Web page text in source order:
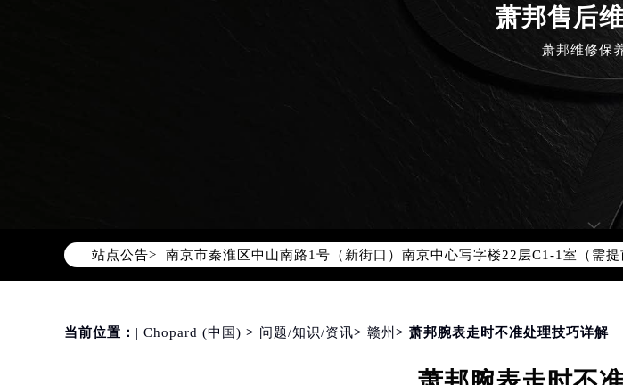
萧邦售后
萧邦维修保
站点公告>
2026年8月萧邦全国官方售后客户服务热线：400-885-0231
萧邦官方全国统一服务热线400-885-0231，服务覆盖中国大陆、香港、
2026年8月萧邦售后服务中心最新网点地址：
北京市朝阳区建国门外大街甲6号华熙国际中心写字楼D座11层1102室（
北京市东城区东长安街1号东方广场写字楼W3座6层602室（需提前预约）
天津市和平区赤峰道136号天津国际金融中心写字楼26层2603室（需提前
上海市徐汇区虹桥路3号港汇中心写字楼2座37层3705室（需提前预约）
上海市黄浦区南京东路299号宏伊国际广场写字楼8层806室（需提前预约
南京市秦淮区中山南路1号（新街口）南京中心写字楼22层C1-1室（需提
常州市新北区龙锦路1590号现代传媒中心写字楼5号楼10层1008室（需提
徐州市鼓楼区淮海东路29号苏宁广场IFC国际金融中心写字楼35层3508
盐城市盐都区世纪大道5号盐城金融城写字楼1号楼16层1604室（需提前
宁波市江北区大闸南路500号来福士广场办公楼20层2009室（需提前预
当前位置： | Chopard (中国) > 问题/知识/资讯> 赣州 > 萧邦腕表走时不准处理技巧详解